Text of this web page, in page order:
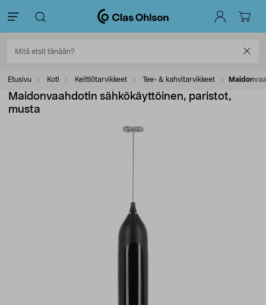
Etusivu Koti Keittiötarvikkeet Tee- & kahvitarvikkeet
Maidonvaahdotin sähkökäyttöinen, paristot,
musta